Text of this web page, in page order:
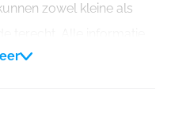
zowel kleine als
domein vind je op onze